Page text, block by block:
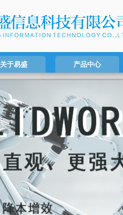
关于易盛 产品中心